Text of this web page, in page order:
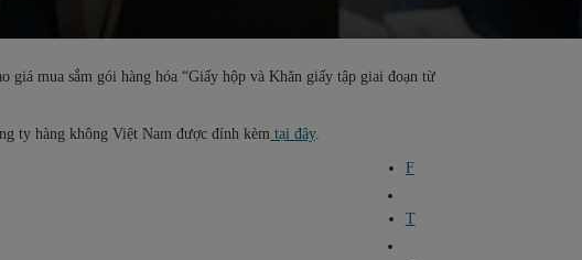
mua sắm gói hàng hóa “Giấy hộp và Khăn giấy tập giai đoạn từ
ty hàng không Việt Nam được đính kèm tại đây.
F
T